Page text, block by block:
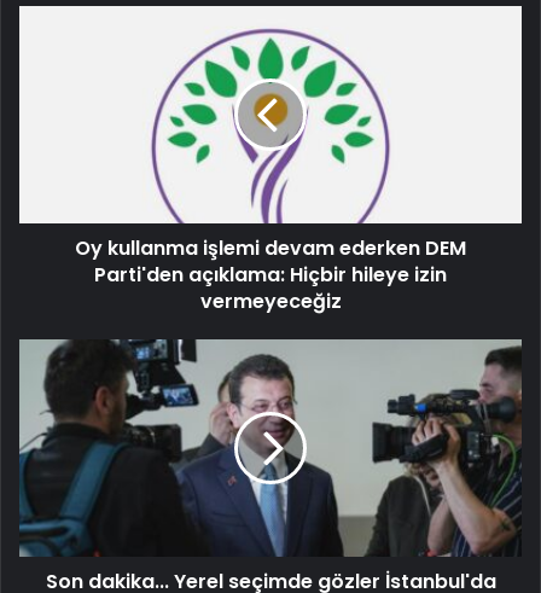
Oy kullanma işlemi devam ederken DEM
Parti'den açıklama: Hiçbir hileye izin
vermeyeceğiz
Son dakika... Yerel seçimde gözler İstanbul'da